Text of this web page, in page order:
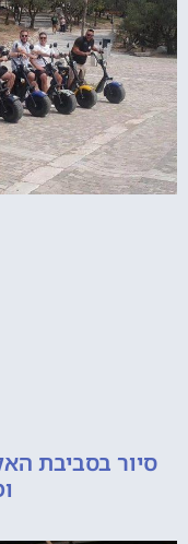
בסביבת